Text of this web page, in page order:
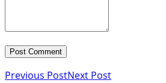
Previous PostNext Post